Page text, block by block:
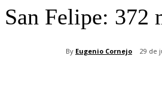
San Felipe: 372
By Eugenio Cornejo 29 de